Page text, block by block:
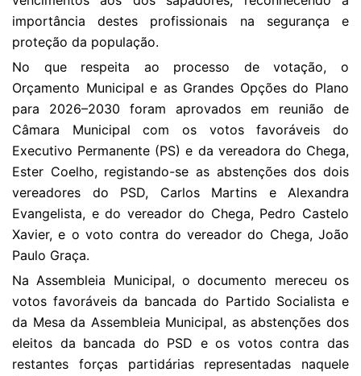
importância destes profissionais na segurança e
proteção da população.
No que respeita ao processo de votação, o
Orçamento Municipal e as Grandes Opções do Plano
para 2026–2030 foram aprovados em reunião de
Câmara Municipal com os votos favoráveis do
Executivo Permanente (PS) e da vereadora do Chega,
Ester Coelho, registando-se as abstenções dos dois
vereadores do PSD, Carlos Martins e Alexandra
Evangelista, e do vereador do Chega, Pedro Castelo
Xavier, e o voto contra do vereador do Chega, João
Paulo Graça.
Na Assembleia Municipal, o documento mereceu os
votos favoráveis da bancada do Partido Socialista e
da Mesa da Assembleia Municipal, as abstenções dos
eleitos da bancada do PSD e os votos contra das
restantes forças partidárias representadas naquele